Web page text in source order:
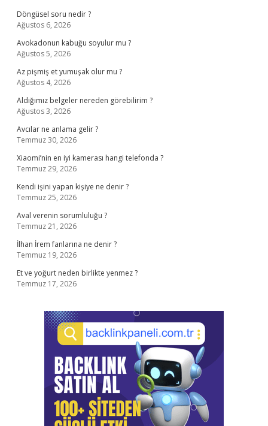
Döngüsel soru nedir ?
Ağustos 6, 2026
Avokadonun kabuğu soyulur mu ?
Ağustos 5, 2026
Az pişmiş et yumuşak olur mu ?
Ağustos 4, 2026
Aldığımız belgeler nereden görebilirim ?
Ağustos 3, 2026
Avcılar ne anlama gelir ?
Temmuz 30, 2026
Xiaomi’nin en iyi kamerası hangi telefonda ?
Temmuz 29, 2026
Kendi işini yapan kişiye ne denir ?
Temmuz 25, 2026
Aval verenin sorumluluğu ?
Temmuz 21, 2026
İlhan İrem fanlarına ne denir ?
Temmuz 19, 2026
Et ve yoğurt neden birlikte yenmez ?
Temmuz 17, 2026